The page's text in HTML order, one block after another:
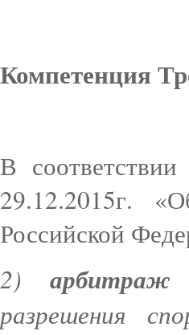
Компетенция
В
29.12.2015г.
Российской
2)арбитраж
разрешения